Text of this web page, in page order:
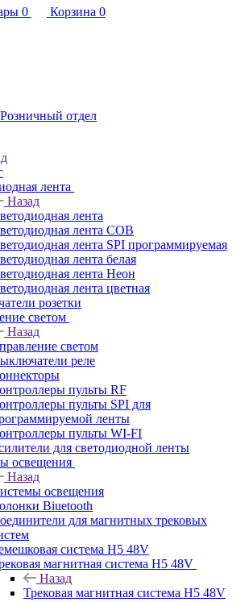
0 Корзина 0
Розничный отдел
лента
Назад
лента
лента COB
лента SPI программируемая
лента белая
лента Неон
лента цветная
розетки
светом
Назад
светом
реле
пульты RF
пульты SPI для
ленты
пульты WI-FI
для светодиодной ленты
освещения
Назад
освещения
Biuetooth
для магнитных трековых
система H5 48V
магнитная система H5 48V
Назад
Трековая магнитная система H5 48V